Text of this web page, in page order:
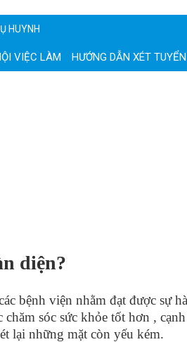
HUYNH
VIỆC LÀM HƯỚNG DẪN XÉT TUYỂN
diện?
bệnh viện nhằm đạt được sự
sóc sức khỏe tốt hơn ,
lại những mặt còn yếu kém.